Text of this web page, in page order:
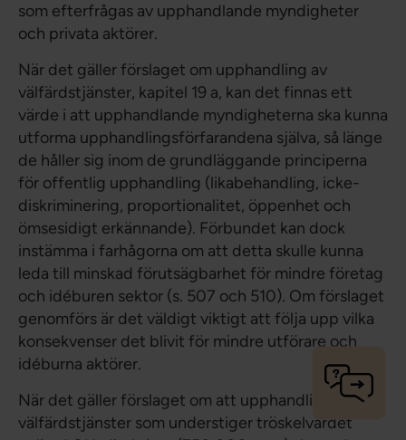
som efterfrågas av upphandlande myndigheter
och privata aktörer.
När det gäller förslaget om upphandling av
välfärdstjänster, kapitel 19 a, kan det finnas ett
värde i att upphandlande myndigheterna ska kunna
utforma upphandlingsförfarandena själva, så länge
de håller sig inom de grundläggande principerna
för offentlig upphandling (likabehandling, icke-
diskriminering, proportionalitet, öppenhet och
ömsesidigt erkännande). Förbundet kan dock
instämma i farhågorna om att detta skulle kunna
leda till minskad förutsägbarhet för mindre företag
och idéburen sektor (s. 507 och 510). Om förslaget
genomförs är det väldigt viktigt att följa upp vilka
konsekvenser det blivit för mindre utförare och
idéburna aktörer.
När det gäller förslaget om att upphandling av
välfärdstjänster som understiger tröskelvärdet